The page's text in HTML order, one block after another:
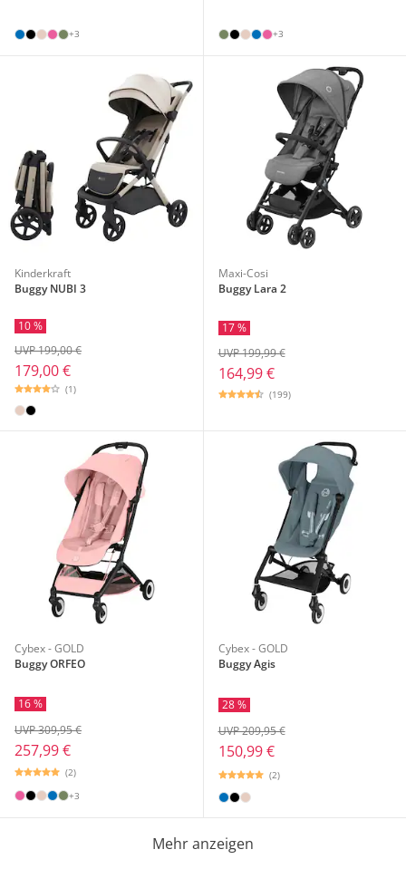
+3 +3
Kinderkraft
Buggy NUBI 3
10 %
179,00 €
UVP 199,00 €
(1)
Maxi-Cosi
Buggy Lara 2
17 %
164,99 €
UVP 199,99 €
(199)
Cybex - GOLD
Buggy ORFEO
16 %
257,99 €
UVP 309,95 €
(2)
+3
Cybex - GOLD
Buggy Agis
28 %
150,99 €
UVP 209,95 €
(2)
Mehr anzeigen